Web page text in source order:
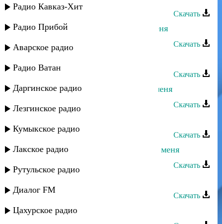
Радио Кавказ-Хит
Радио Прибой
Аварское радио
Радио Ватан
Даргинское радио
Лезгинское радио
Кумыкское радио
Лакское радио
Рутульское радио
Диалог FM
Цахурское радио
Скачать
Нариман Атаев - Не обманывай меня
Скачать
Скачать
Динара Залумханова - Не бросай меня
Скачать
Скачать
Эльдар Далгатов - Замуж выйди за меня
Скачать
Скачать
Ашуг Нуьсрет - Бахтавар